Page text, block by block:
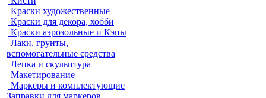
Краски художественные
Краски для декора, хобби
Краски аэрозольные и Кэпы
Лаки, грунты,
вспомогательные средства
Лепка и скульптура
Макетирование
Маркеры и комплектующие
Заправки для маркеров